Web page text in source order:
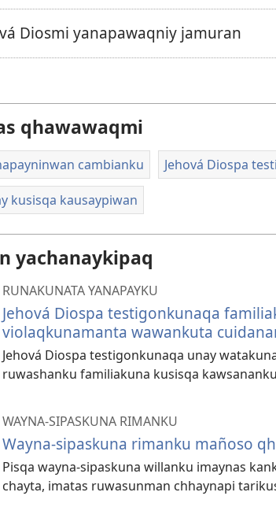
Diosmi yanapawaqniy jamuran
qhawawaqmi
cambianku Jehová Diospa
kusisqa kausaypiwan
yachanaykipaq
RUNAKUNATA YANAPAYKU
Jehová Diospa testigonkunaqa
violaqkunamanta wawankuta
Jehová Diospa testigonkunaqa unay
ruwashanku familiakuna kusisqa
WAYNA-SIPASKUNA RIMANKU
Wayna-sipaskuna rimanku mañoso
Pisqa wayna-sipaskuna willanku imaynas
chayta, imatas ruwasunman chhaynapi